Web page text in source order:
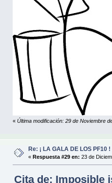
«Última modificación: 29 de Noviembre
Re: ¡ LA GALA DE LOS PF10 !
« Respuesta #29 en: 23 de
Cita de: Imposible